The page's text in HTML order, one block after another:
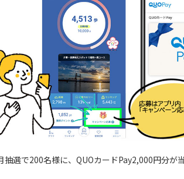
抽選で200名様に、QUOカードPay2,000円分が